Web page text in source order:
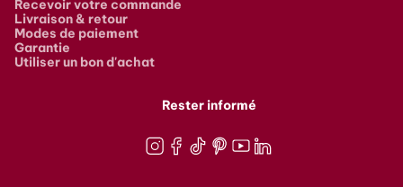
Recevoir votre commande
Livraison & retour
Modes de paiement
Garantie
Utiliser un bon d'achat
Rester informé